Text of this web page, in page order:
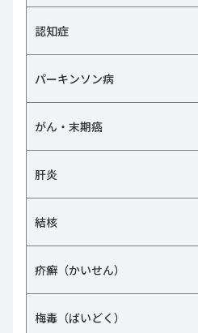
認知症
パーキンソン病
がん・末期癌
肝炎
結核
疥癬（かいせん）
梅毒（ばいどく）